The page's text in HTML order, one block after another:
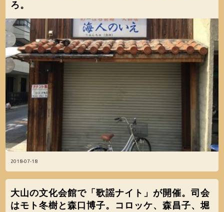
2018-07-18
ろ。
大山の文化会館で「歌謡ナイト」が開催。司会
はモト冬樹と森口博子。コロッケ、森昌子、堀